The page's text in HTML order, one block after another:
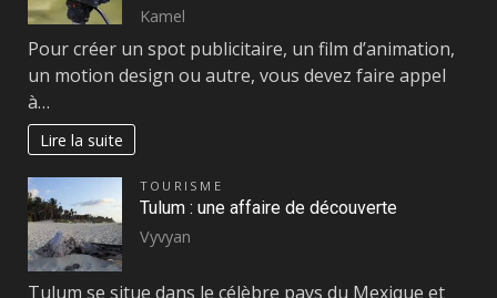
Kamel
Pour créer un spot publicitaire, un film d’animation,
un motion design ou autre, vous devez faire appel
à…
Lire la suite
TOURISME
Tulum : une affaire de découverte
Vyvyan
Tulum se situe dans le célèbre pays du Mexique et